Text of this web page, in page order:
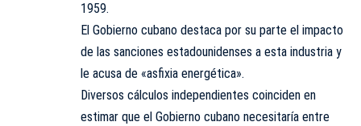
1959.
El Gobierno cubano destaca por su parte el impacto
de las sanciones estadounidenses a esta industria y
le acusa de «asfixia energética».
Diversos cálculos independientes coinciden en
estimar que el Gobierno cubano necesitaría entre